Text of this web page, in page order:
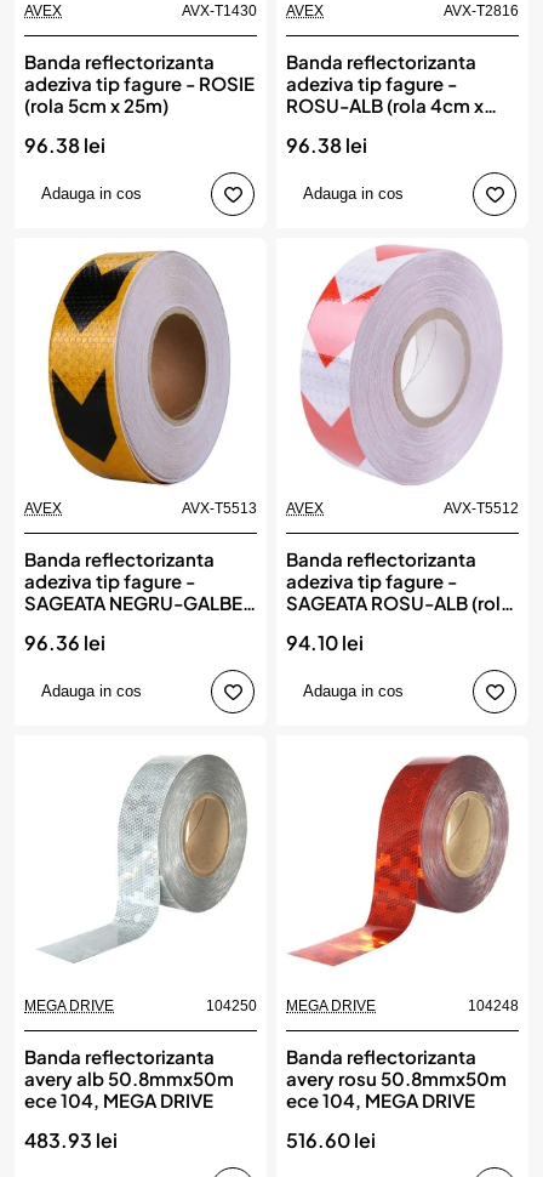
AVEX AVX-T1430
Banda reflectorizanta
adeziva tip fagure - ROSIE
(rola 5cm x 25m)
96.38 lei
Adauga in cos
AVEX AVX-T2816
Banda reflectorizanta
adeziva tip fagure -
ROSU-ALB (rola 4cm x
96.38 lei
Adauga in cos
AVEX AVX-T5513
Banda reflectorizanta
adeziva tip fagure -
SAGEATA NEGRU-GALBEN
96.36 lei
Adauga in cos
AVEX AVX-T5512
Banda reflectorizanta
adeziva tip fagure -
SAGEATA ROSU-ALB (rola
94.10 lei
Adauga in cos
MEGA DRIVE 104250
Banda reflectorizanta
avery alb 50.8mmx50m
ece 104, MEGA DRIVE
483.93 lei
MEGA DRIVE 104248
Banda reflectorizanta
avery rosu 50.8mmx50m
ece 104, MEGA DRIVE
516.60 lei